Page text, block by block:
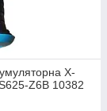
X-
Z6B 10382